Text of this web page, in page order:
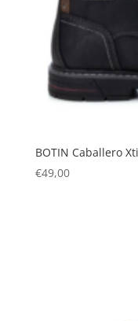
BOTIN Caballero Xti
€49,00